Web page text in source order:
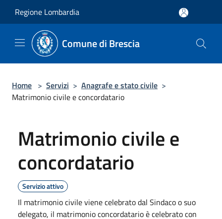
Regione Lombardia
Comune di Brescia
Home > Servizi > Anagrafe e stato civile >
Matrimonio civile e concordatario
Matrimonio civile e
concordatario
Servizio attivo
​Il matrimonio civile viene celebrato dal Sindaco o suo
delegato, il matrimonio concordatari​o è celebrato con